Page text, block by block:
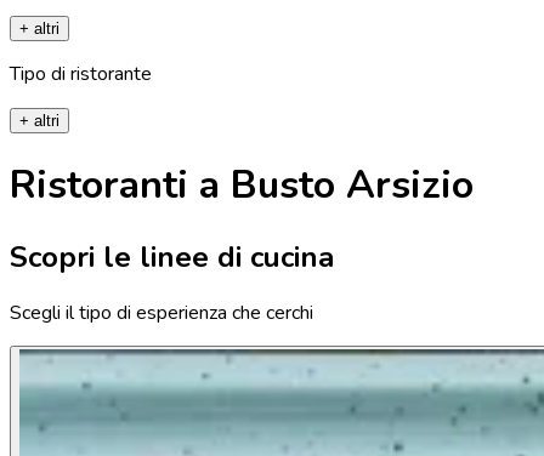
+ altri
Tipo di ristorante
+ altri
Ristoranti a Busto Arsizio
Scopri le linee di cucina
Scegli il tipo di esperienza che cerchi